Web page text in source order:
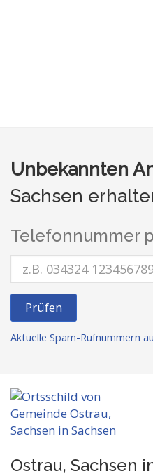
Unbekannten
Sachsen
Telefonnummer
Prüfen
Aktuelle Spam-Rufnummern
Ostrau, Sachsen